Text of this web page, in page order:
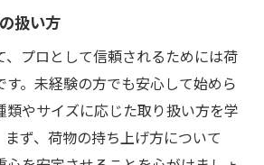
扱い方
、プロとして信頼されるためには荷
。未経験の方でも安心して始めら
類やサイズに応じた取り扱い方を学
ず、荷物の持ち上げ方について